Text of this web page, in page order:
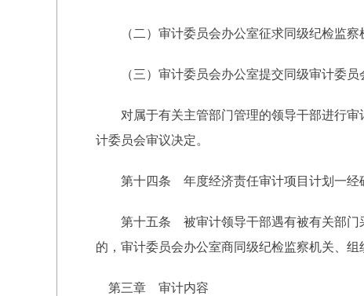
（二）审计委员会办公室征求同级纪检监察
（三）审计委员会办公室提交同级审计委员
对属于有关主管部门管理的领导干部进行审
计委员会审议决定。
第十四条 年度经济责任审计项目计划一经确
第十五条 被审计领导干部遇有被有关部门采
的，审计委员会办公室商同级纪检监察机关、
第三章 审计内容